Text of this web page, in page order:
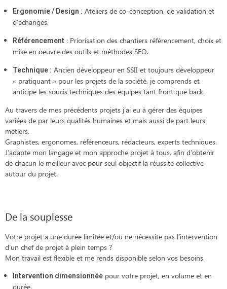
Ergonomie / Design : Ateliers de co-conception, de validation et
d’échanges.
Référencement : Priorisation des chantiers référencement, choix et
mise en oeuvre des outils et méthodes SEO.
Technique : Ancien développeur en SSII et toujours développeur
« pratiquant » pour les projets de la société, je comprends et
anticipe les soucis techniques des équipes tant front que back.
Au travers de mes précédents projets j’ai eu à gérer des équipes
variées de par leurs qualités humaines et mais aussi de part leurs
métiers.
Graphistes, ergonomes, référenceurs, rédacteurs, experts techniques.
J’adapte mon langage et mon approche projet à tous, afin d’obtenir
de chacun le meilleur avec pour seul objectif la réussite collective
autour du projet.
De la souplesse
Votre projet a une durée limitée et/ou ne nécessite pas l’intervention
d’un chef de projet à plein temps ?
Mon travail est flexible et me rends disponible selon vos besoins.
Intervention dimensionnée pour votre projet, en volume et en
durée.